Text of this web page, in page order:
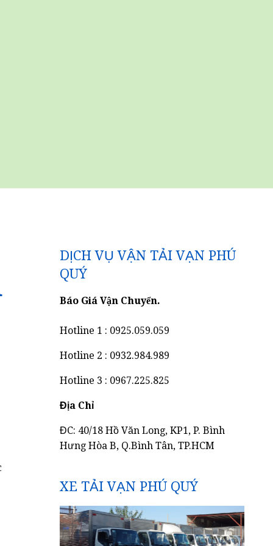
DỊCH VỤ VẬN TẢI VẠN PHÚ
QUÝ
Báo Giá Vận Chuyển.
Hotline 1 : 0925.059.059
Hotline 2 : 0932.984.989
Hotline 3 : 0967.225.825
Địa Chỉ
ĐC: 40/18 Hồ Văn Long, KP1, P. Bình
Hưng Hòa B, Q.Bình Tân, TP.HCM
XE TẢI VẠN PHÚ QUÝ